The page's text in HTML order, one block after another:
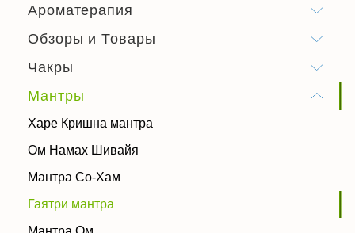
Ароматерапия
Обзоры и Товары
Чакры
Мантры
Харе Кришна мантра
Ом Намах Шивайя
Мантра Со-Хам
Гаятри мантра